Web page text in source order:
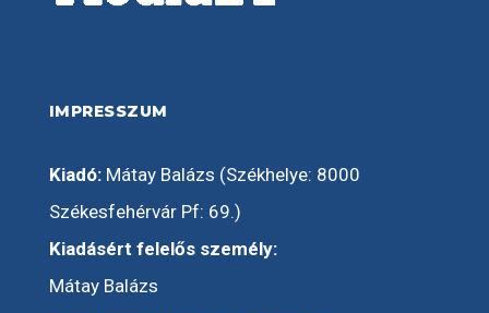
IMPRESSZUM
Kiadó:Mátay Balázs (Székhelye: 8000
Székesfehérvár Pf: 69.)
Kiadásért felelős személy:
Mátay Balázs